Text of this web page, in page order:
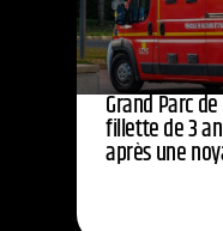
Grand Parc
fillette de 3
après une